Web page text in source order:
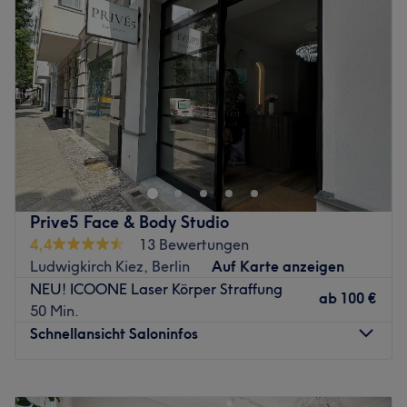
Zurück zur Salonansicht
Donnerstag
Freitag
Geschlossen
Samstag
10:00–
Sonntag
Skin-Magic-Kosmetik befindet sich zentral gelegen in
Berlin.
Zurück zur Salonansicht
Prive5 Face & Body Studio
4,4
13 Bewertungen
Ludwigkirch Kiez, Berlin
Auf Karte anzeigen
NEU! ICOONE Laser Körper Straffung
50 Min.
ab 100 €
Schnellansicht Saloninfos